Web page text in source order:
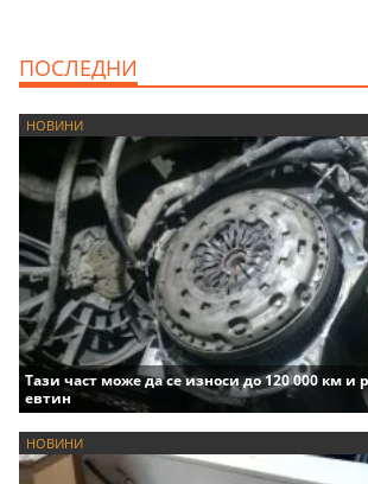
ПОСЛЕДНИ
НОВИНИ
Тази част може да се износи до 120 000 км и
евтин
НОВИНИ